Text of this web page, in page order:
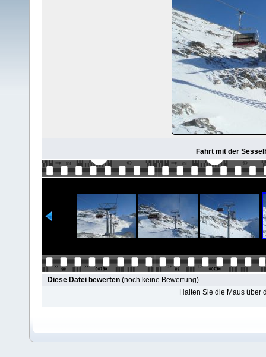
Fahrt mit der
Diese Datei bewerten (noch keine Bewertung)
Halten Sie die Maus über